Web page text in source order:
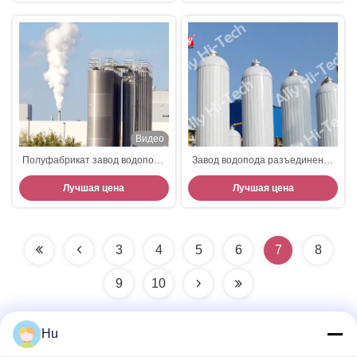
Видео
Полуфабрикат завод водопода
99,6% от метанола
Лучшая цена
Завод водопода разъединения
и поколения 99,9999% газа
Лучшая цена
3 4 5 6 7 8
9 10
Hu